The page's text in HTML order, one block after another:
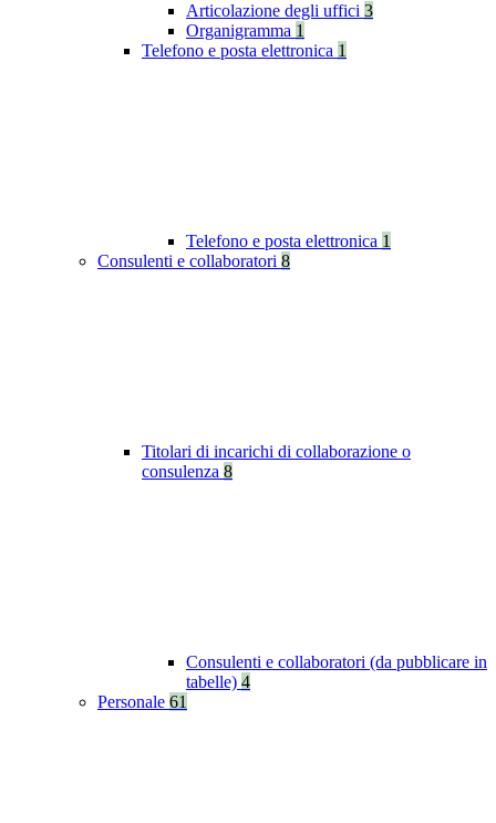
Articolazione degli uffici 3
Organigramma 1
Telefono e posta elettronica 1
Telefono e posta elettronica 1
Consulenti e collaboratori 8
Titolari di incarichi di collaborazione o
consulenza 8
Consulenti e collaboratori (da pubblicare in
tabelle) 4
Personale 61